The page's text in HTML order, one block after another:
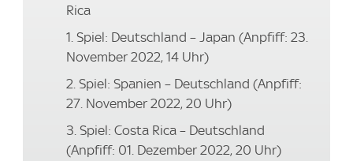
Rica
1. Spiel: Deutschland – Japan (Anpfiff: 23.
November 2022, 14 Uhr)
2. Spiel: Spanien – Deutschland (Anpfiff:
27. November 2022, 20 Uhr)
3. Spiel: Costa Rica – Deutschland
(Anpfiff: 01. Dezember 2022, 20 Uhr)